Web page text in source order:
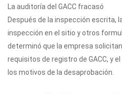
La auditoría del GACC fracasó
Después de la inspección escrita,
inspección en el sitio y otros
determinó que la empresa
requisitos de registro de GACC, y
los motivos de la desaprobación.